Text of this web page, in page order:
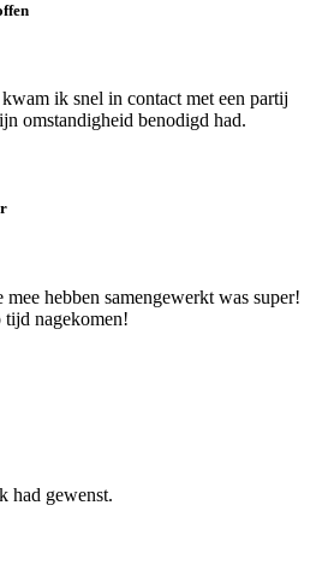
ik snel in contact met een partij
omstandigheid benodigd had.
hebben samengewerkt was super!
nagekomen!
had gewenst.